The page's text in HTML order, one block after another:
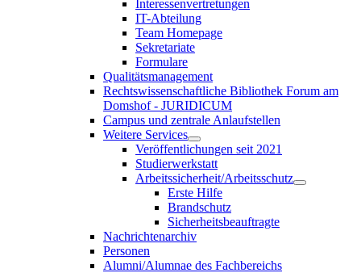
Interessenvertretungen
IT-Abteilung
Team Homepage
Sekretariate
Formulare
Qualitätsmanagement
Rechtswissenschaftliche Bibliothek Forum am
Domshof - JURIDICUM
Campus und zentrale Anlaufstellen
Weitere Services
Veröffentlichungen seit 2021
Studierwerkstatt
Arbeitssicherheit/Arbeitsschutz
Erste Hilfe
Brandschutz
Sicherheitsbeauftragte
Nachrichtenarchiv
Personen
Alumni/Alumnae des Fachbereichs